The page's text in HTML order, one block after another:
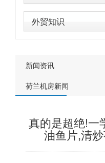
外贸知识
新闻资讯
荷兰机房新闻
真的是超绝!一
油鱼片,清